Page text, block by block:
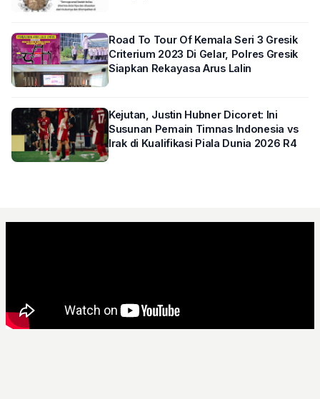
Road To Tour Of Kemala Seri 3 Gresik
Criterium 2023 Di Gelar, Polres Gresik
Siapkan Rekayasa Arus Lalin
Kejutan, Justin Hubner Dicoret: Ini
Susunan Pemain Timnas Indonesia vs
Irak di Kualifikasi Piala Dunia 2026 R4